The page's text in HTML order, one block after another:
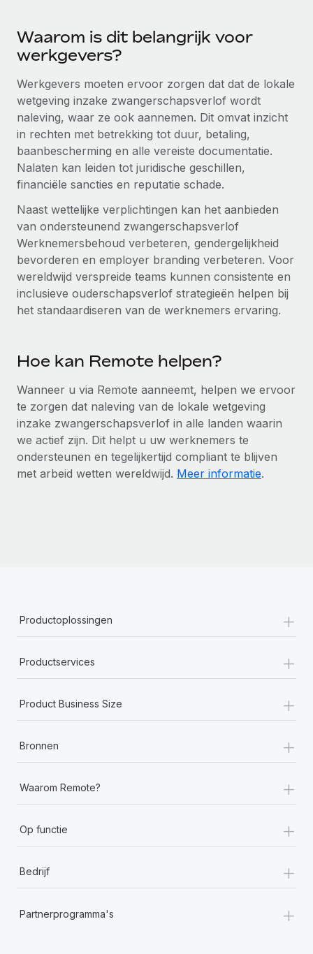
Secundaire arbeidsvoorwaarden
Eenvoudig secundaire arbeidsvoorwaarden
BLOG
Productupdates van Remote: Gusto- en Xero-
integraties en Contractor Management Plus
Het blijft de missie van Remote om alle soorten bedrijven
te helpen bij het aannemen, beheren en...
Meer informatie
Hoe Phiture 55 werknemers in 19 landen
beheert met Remote
Phiture, een toonaangevende leider in de wereldwijde
mobiele groeiadviessector, zet zich sinds 2016...
Meer informatie
Waarom is dit belangrijk voor
werkgevers?
Werkgevers moeten ervoor zorgen dat dat de lokale
wetgeving inzake zwangerschapsverlof wordt
naleving, waar ze ook aannemen. Dit omvat inzicht
in rechten met betrekking tot duur, betaling,
baanbescherming en alle vereiste documentatie.
Nalaten kan leiden tot juridische geschillen,
financiële sancties en reputatie schade.
Naast wettelijke verplichtingen kan het aanbieden
van ondersteunend zwangerschapsverlof
Werknemersbehoud verbeteren, gendergelijkheid
bevorderen en employer branding verbeteren. Voor
wereldwijd verspreide teams kunnen consistente en
inclusieve ouderschapsverlof strategieën helpen bij
het standaardiseren van de werknemers ervaring.
Hoe kan Remote helpen?
Wanneer u via Remote aanneemt, helpen we ervoor
te zorgen dat naleving van de lokale wetgeving
inzake zwangerschapsverlof in alle landen waarin
we actief zijn. Dit helpt u uw werknemers te
ondersteunen en tegelijkertijd compliant te blijven
met arbeid wetten wereldwijd. Meer informatie.
Productoplossingen +
Productservices +
Product Business Size +
Bronnen +
Waarom Remote? +
Op functie +
Bedrijf +
Partnerprogramma's +